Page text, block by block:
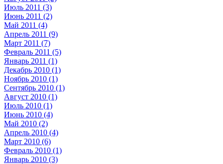
Июль 2011 (3)
Июнь 2011 (2)
Май 2011 (4)
Апрель 2011 (9)
Март 2011 (7)
Февраль 2011 (5)
Январь 2011 (1)
Декабрь 2010 (1)
Ноябрь 2010 (1)
Сентябрь 2010 (1)
Август 2010 (1)
Июль 2010 (1)
Июнь 2010 (4)
Май 2010 (2)
Апрель 2010 (4)
Март 2010 (6)
Февраль 2010 (1)
Январь 2010 (3)